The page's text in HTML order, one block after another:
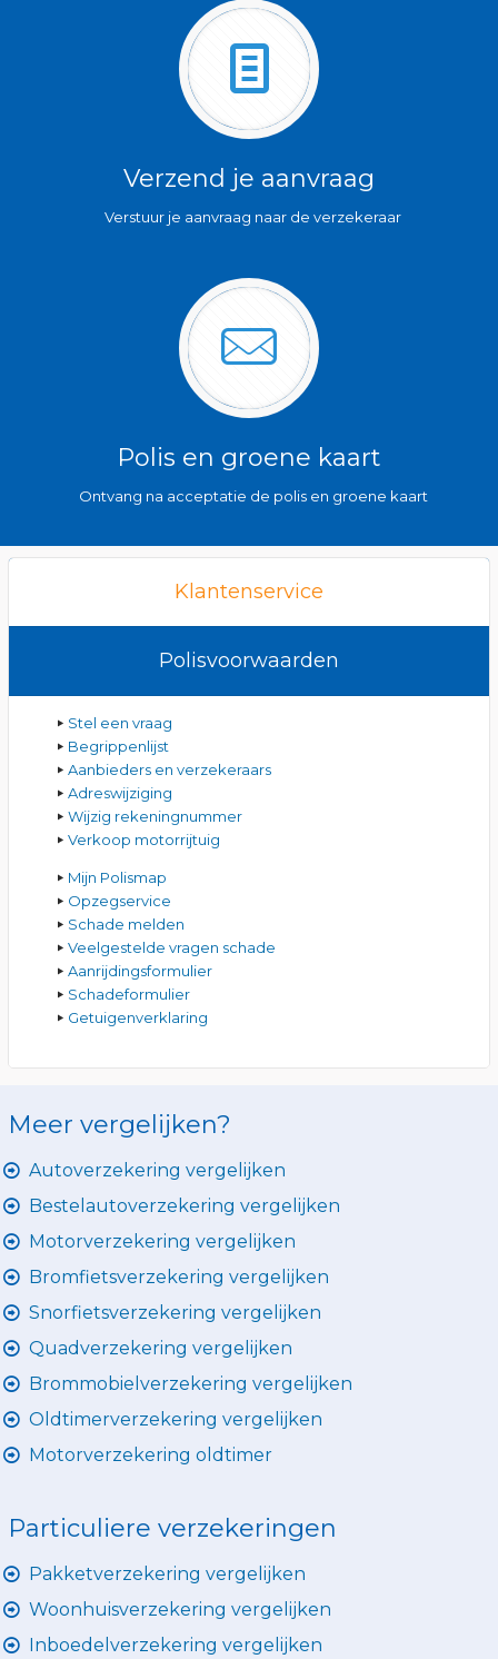
Verzend je aanvraag
Verstuur je aanvraag naar de verzekeraar
Polis en groene kaart
Ontvang na acceptatie de polis en groene kaart
Klantenservice
Polisvoorwaarden
Stel een vraag
Begrippenlijst
Aanbieders en verzekeraars
Adreswijziging
Wijzig rekeningnummer
Verkoop motorrijtuig
Mijn Polismap
Opzegservice
Schade melden
Veelgestelde vragen schade
Aanrijdingsformulier
Schadeformulier
Getuigenverklaring
Meer vergelijken?
Autoverzekering vergelijken
Bestelautoverzekering vergelijken
Motorverzekering vergelijken
Bromfietsverzekering vergelijken
Snorfietsverzekering vergelijken
Quadverzekering vergelijken
Brommobielverzekering vergelijken
Oldtimerverzekering vergelijken
Motorverzekering oldtimer
Particuliere verzekeringen
Pakketverzekering vergelijken
Woonhuisverzekering vergelijken
Inboedelverzekering vergelijken